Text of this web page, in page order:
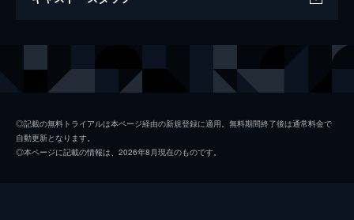
ビル・モーズリイ
◎記載の無料トライアルは本ページ経由の新規登録に適用。無料期間終了後は通常料金で
自動更新となります。
◎本ページに記載の情報は、2026年8月現在のものです。